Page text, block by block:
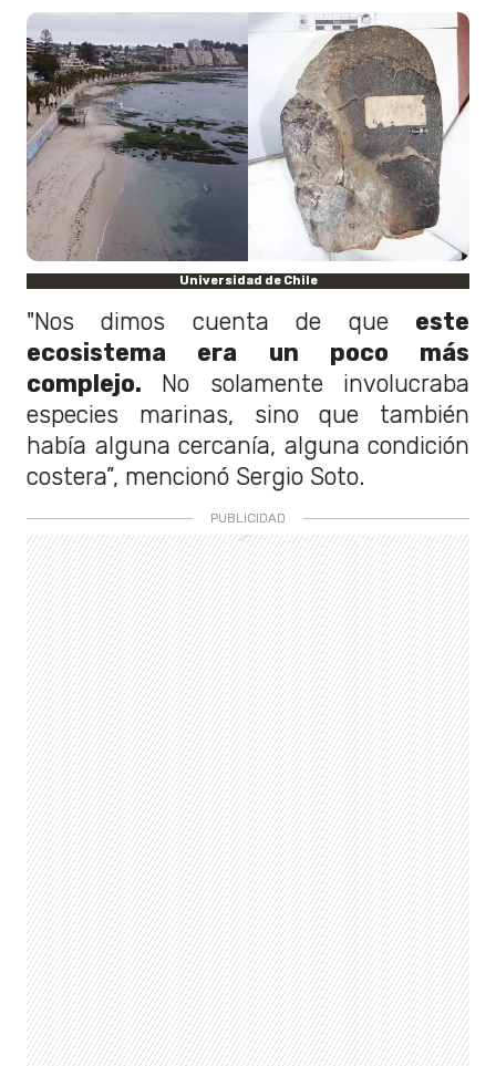
Universidad de Chile
"Nos dimos cuenta de que este
ecosistema era un poco más
complejo. No solamente involucraba
especies marinas, sino que también
había alguna cercanía, alguna condición
costera”, mencionó Sergio Soto.